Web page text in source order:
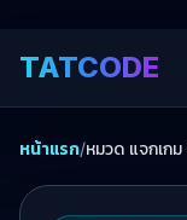
TATCODE
หน้าแรก/หมวด แจกเก